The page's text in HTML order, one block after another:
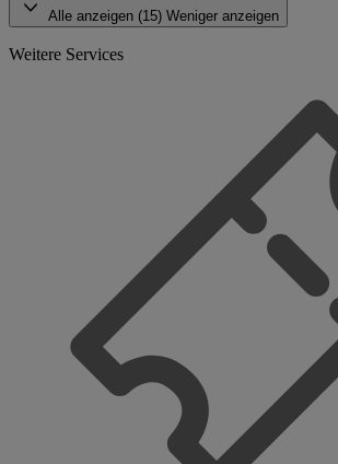
Alle anzeigen (15) Weniger anzeigen
Weitere Services